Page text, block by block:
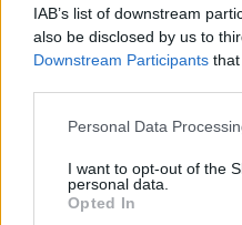
IAB’s list of downstream
also be disclosed by us to
Downstream Participants
Please note that this
not limited to your visit or
grant or deny consent to
use your data for below
Personal Data
I want to opt-out of the
personal data.
Opted In